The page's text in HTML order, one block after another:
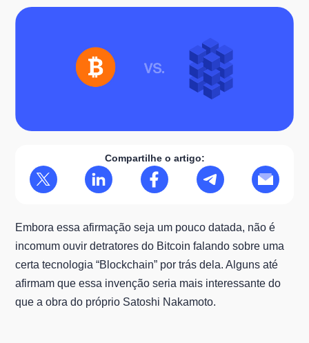
Compartilhe o artigo:
Embora essa afirmação seja um pouco datada, não é
incomum ouvir detratores do Bitcoin falando sobre uma
certa tecnologia “Blockchain” por trás dela. Alguns até
afirmam que essa invenção seria mais interessante do
que a obra do próprio Satoshi Nakamoto.